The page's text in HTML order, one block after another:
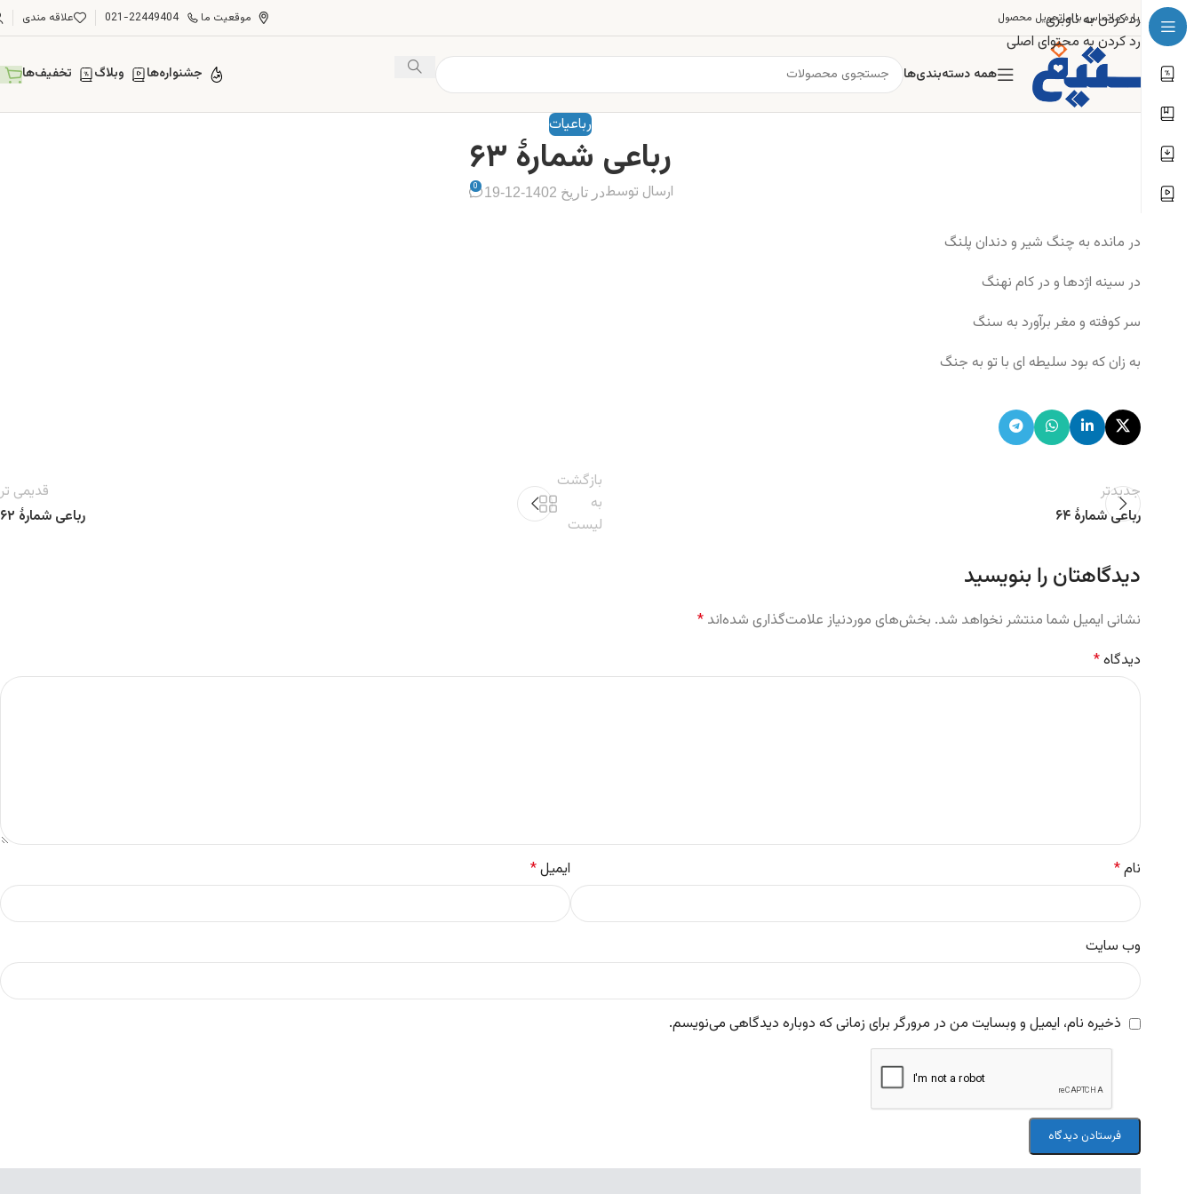
رد کردن به ناوبری
رد کردن به محتوای اصلی
درباره ماتماس با ماتحویل محصول موقعیت ما 021-22449404 علاقه مندی
همه دسته‌بندی‌ها جشنواره‌ها وبلاگ تخفیف‌ها
رباعیات
رباعی شمارهٔ ۶۳
ارسال توسطدر تاریخ 1402-12-19 0
در مانده به چنگ شیر و دندان پلنگ
در سینه اژدها و در کام نهنگ
سر کوفته و مغر برآورد به سنگ
به زان که بود سلیطه ای با تو به جنگ
جدیدتر
رباعی شمارهٔ ۶۴
بازگشت
به
لیست
قدیمی تر
رباعی شمارهٔ ۶۲
دیدگاهتان را بنویسید
نشانی ایمیل شما منتشر نخواهد شد. بخش‌های موردنیاز علامت‌گذاری شده‌اند *
دیدگاه*
نام* ایمیل*
وب‌ سایت
ذخیره نام، ایمیل و وبسایت من در مرورگر برای زمانی که دوباره دیدگاهی می‌نویسم.